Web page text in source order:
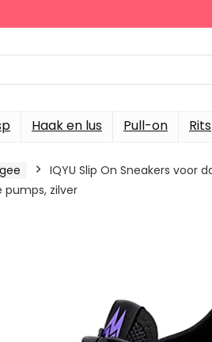
Haak en lus Pull-on Rits
IQYU Slip On Sneakers
zilver